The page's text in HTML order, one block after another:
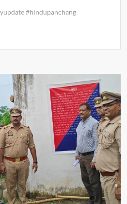
p
Li
k
#hindupanchang